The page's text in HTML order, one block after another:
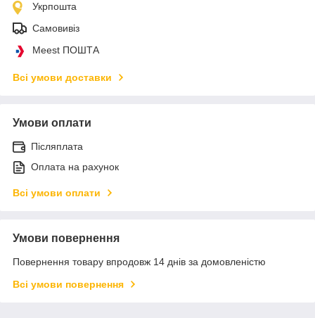
Укрпошта
Самовивіз
Meest ПОШТА
Всі умови доставки
Умови оплати
Післяплата
Оплата на рахунок
Всі умови оплати
Умови повернення
Повернення товару впродовж 14 днів за домовленістю
Всі умови повернення